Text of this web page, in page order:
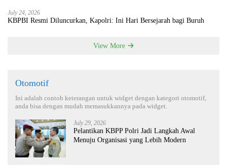
July 24, 2026
KBPBI Resmi Diluncurkan, Kapolri: Ini Hari Bersejarah bagi Buruh
View More
Otomotif
Ini adalah contoh keterangan untuk widget dengan kategori otomotif,
anda bisa dengan mudah memasukkannya pada widget.
July 29, 2026
Pelantikan KBPP Polri Jadi Langkah Awal
Menuju Organisasi yang Lebih Modern